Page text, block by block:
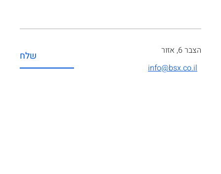
שלח
הצבר 6, אזור
info@bsx.co.il